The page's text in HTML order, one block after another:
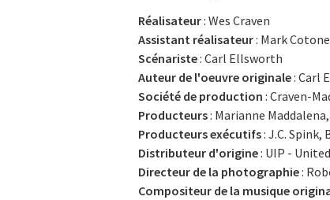
Réalisateur: Wes Craven
Assistant réalisateur: Mark Cotone
Scénariste: Carl Ellsworth
Auteur de l'oeuvre originale: Carl
Société de production : Craven-
Producteurs: Marianne
Producteurs exécutifs: J.C.
Distributeur d'origine: UIP -
Directeur de la photographie:
Compositeur de la musique